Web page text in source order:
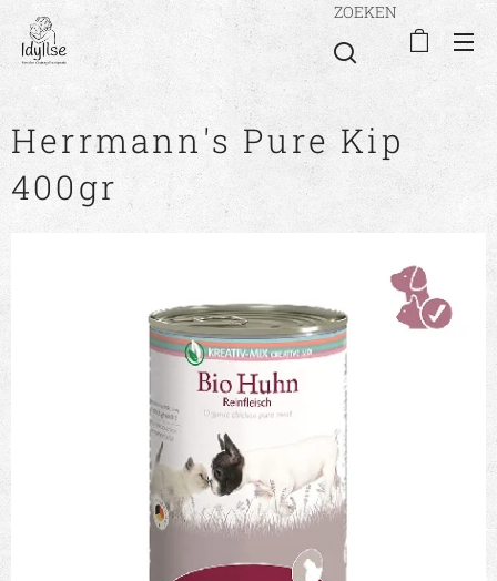
ZOEKEN
Herrmann's Pure Kip
400gr